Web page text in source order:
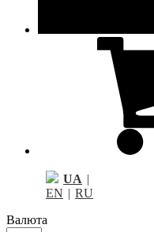
UA |
EN | RU
Валюта